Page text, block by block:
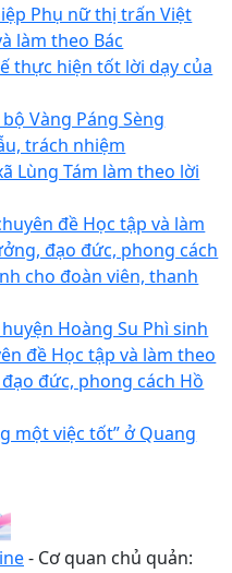
Phụ nữ thị trấn Việt
làm theo Bác
thực hiện tốt lời dạy của
Vàng Páng Sèng
trách nhiệm
Lùng Tám làm theo lời
đề Học tập và làm
đạo đức, phong cách
cho đoàn viên, thanh
Hoàng Su Phì sinh
đề Học tập và làm theo
đức, phong cách Hồ
một việc tốt” ở Quang
- Cơ quan chủ quản: